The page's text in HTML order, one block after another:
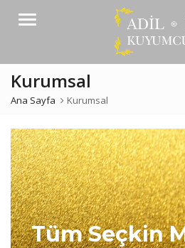
Menü
Kurumsal
Ana Sayfa Kurumsal
Tüm Seçkin